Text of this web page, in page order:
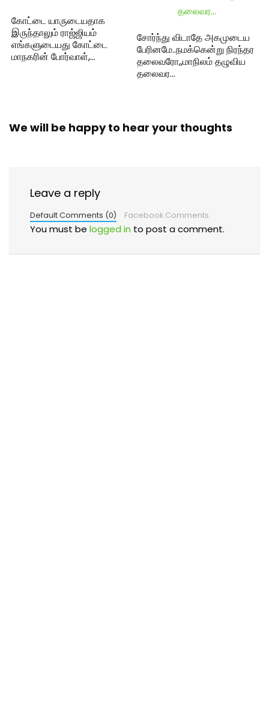
கோட்டை யாருடையதாக
இருந்தாலும் ராஜ்ஜியம்
எங்களுடையது கோட்டை
மாநகரின் போர்வாள்,…
சோர்ந்து விடாதே அகமுடைய
பேரினமே..நமக்கென்று நிரந்தர
தலைவரோ,,மாநிலம் தழுவிய
தலைவர…
We will be happy to hear your thoughts
Leave a reply
Default Comments (0) Facebook Comments
You must be logged in to post a comment.